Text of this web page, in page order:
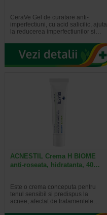
CeraVe Gel de curatare anti-
imperfectiuni, cu acid salicilic, ajuta
la reducerea imperfectiunilor si…
ACNESTIL Crema H BIOME
anti-roseata, hidratanta, 40…
Este o crema conceputa pentru
tenul sensibil si predispus la
acnee, afectat de tratamentele…